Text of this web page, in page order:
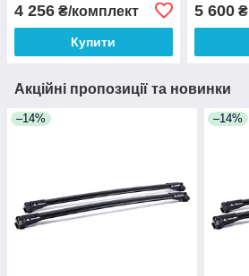
4 256 ₴/комплект
Купити
5 600₴
Акційні пропозиції та новинки
–14% –14%